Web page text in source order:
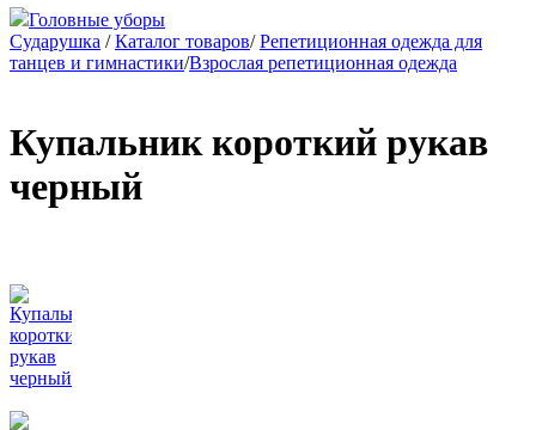
Головные уборы
Сударушка / Каталог товаров/ Репетиционная одежда для
танцев и гимнастики/Взрослая репетиционная одежда
Купальник короткий рукав
черный